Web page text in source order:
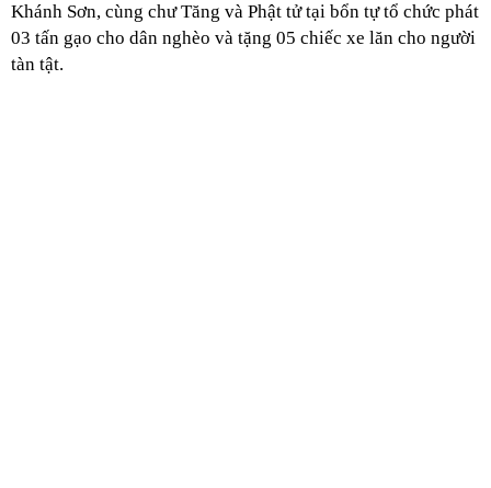
Khánh Sơn, cùng chư Tăng và Phật tử tại bổn tự tổ chức phát
03 tấn gạo cho dân nghèo và tặng 05 chiếc xe lăn cho người
tàn tật.